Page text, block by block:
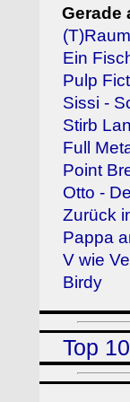
Gerade
Ein
Pulp
Sissi -
Stirb
Full
Point
Otto -
Zurück
Pappa
V wie
Birdy
Top